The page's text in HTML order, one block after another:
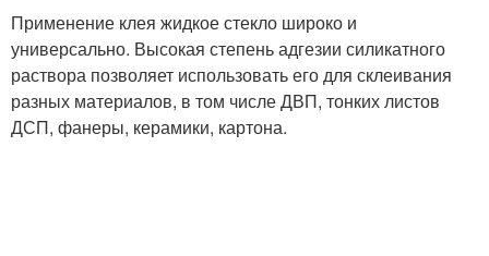
Применение клея жидкое стекло широко и
универсально. Высокая степень адгезии силикатного
раствора позволяет использовать его для склеивания
разных материалов, в том числе ДВП, тонких листов
ДСП, фанеры, керамики, картона.